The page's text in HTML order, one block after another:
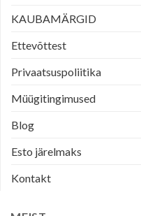
KAUBAMÄRGID
Ettevõttest
Privaatsuspoliitika
Müügitingimused
Blog
Esto järelmaks
Kontakt